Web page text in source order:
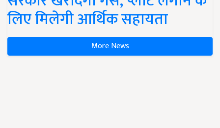
लिए मिलेगी आर्थिक सहायता
More News